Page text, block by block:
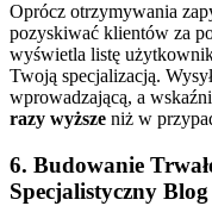
Oprócz otrzymywania
pozyskiwać klientów za
wyświetla listę
Twoją specjalizacją.
wprowadzającą, a
razy wyższe niż w
6. Budowanie
Specjalistyczny Blog